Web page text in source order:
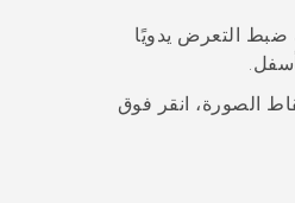
ضبط التعرض يدويًا
الصورة، انقر فوق